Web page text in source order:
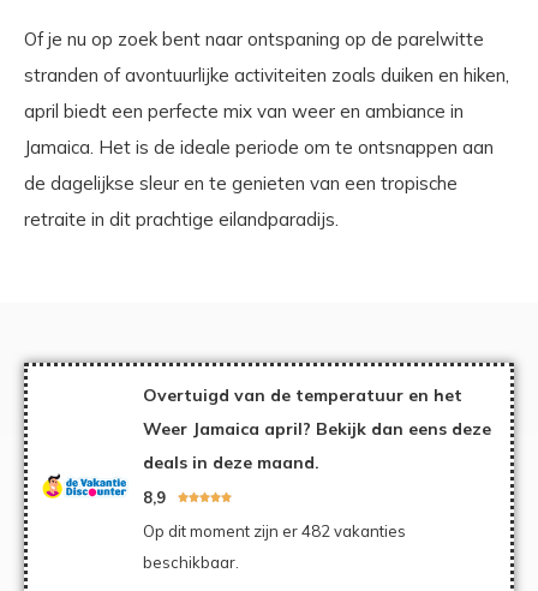
Of je nu op zoek bent naar ontspaning op de parelwitte
stranden of avontuurlijke activiteiten zoals duiken en hiken,
april biedt een perfecte mix van weer en ambiance in
Jamaica. Het is de ideale periode om te ontsnappen aan
de dagelijkse sleur en te genieten van een tropische
retraite in dit prachtige eilandparadijs.
Overtuigd van de temperatuur en het
Weer Jamaica april? Bekijk dan eens deze
deals in deze maand.
8,9 
Op dit moment zijn er 482 vakanties
beschikbaar.